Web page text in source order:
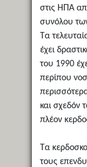
στις ΗΠΑ
συνόλου
Τα
έχει
του 1990
περίπου
και σχεδόν
πλέον
Τα
τους